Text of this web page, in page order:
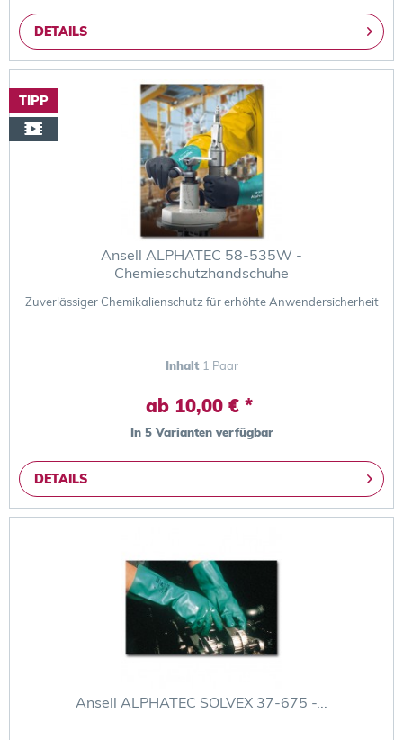
DETAILS
TIPP
Ansell ALPHATEC 58-535W -
Chemieschutzhandschuhe
Zuverlässiger Chemikalienschutz für erhöhte Anwendersicherheit
Inhalt 1 Paar
ab 10,00 € *
In 5 Varianten verfügbar
DETAILS
Ansell ALPHATEC SOLVEX 37-675 -...